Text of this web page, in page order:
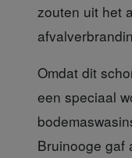
zouten uit het
Omdat dit
een speciaal
Bruinooge gaf